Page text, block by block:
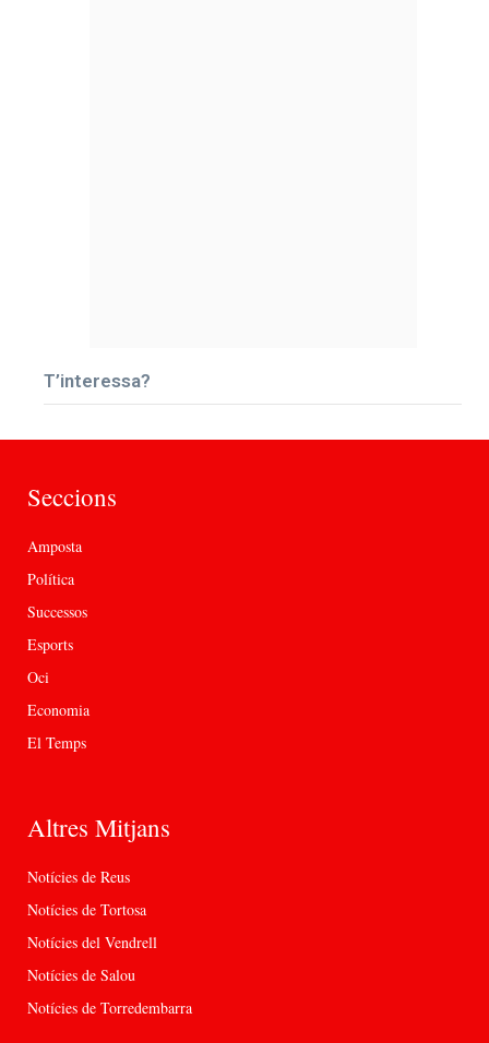
T’interessa?
Seccions
Amposta
Política
Successos
Esports
Oci
Economia
El Temps
Altres Mitjans
Notícies de Reus
Notícies de Tortosa
Notícies del Vendrell
Notícies de Salou
Notícies de Torredembarra